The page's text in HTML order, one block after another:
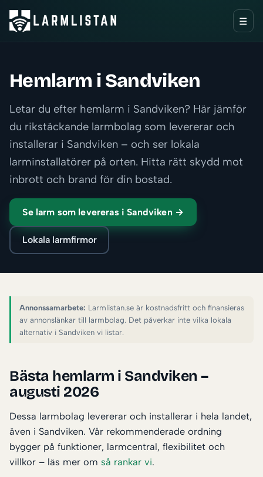
☰
Hemlarm i Sandviken
Letar du efter hemlarm i Sandviken? Här jämför
du rikstäckande larmbolag som levererar och
installerar i Sandviken – och ser lokala
larminstallatörer på orten. Hitta rätt skydd mot
inbrott och brand för din bostad.
Se larm som levereras i Sandviken →
Lokala larmfirmor
Annonssamarbete: Larmlistan.se är kostnadsfritt och finansieras
av annonslänkar till larmbolag. Det påverkar inte vilka lokala
alternativ i Sandviken vi listar.
Bästa hemlarm i Sandviken –
augusti 2026
Dessa larmbolag levererar och installerar i hela landet,
även i Sandviken. Vår rekommenderade ordning
bygger på funktioner, larmcentral, flexibilitet och
villkor – läs mer om så rankar vi.